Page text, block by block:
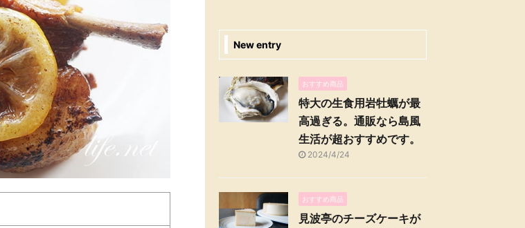
New entry
おすすめ商品
特大の生食用岩牡蠣が最
高過ぎる。通販なら島風
生活が超おすすめです。
2024/4/24
おすすめ商品
見波亭のチーズケーキが